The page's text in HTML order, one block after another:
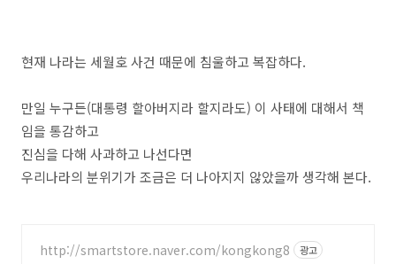
현재 나라는 세월호 사건 때문에 침울하고 복잡하다.
만일 누구든(대통령 할아버지라 할지라도) 이 사태에 대해서 책
임을 통감하고
진심을 다해 사과하고 나선다면
우리나라의 분위기가 조금은 더 나아지지 않았을까 생각해 본다.
http://smartstore.naver.com/kongkong8 광고